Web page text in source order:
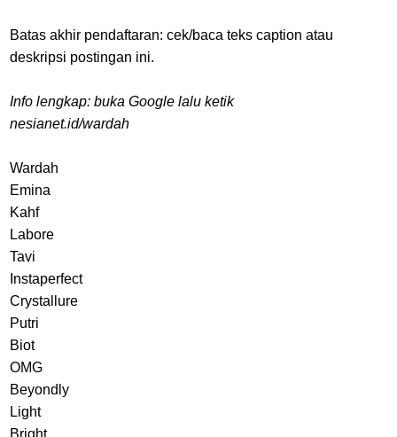
Batas akhir pendaftaran: cek/baca teks caption atau
deskripsi postingan ini.
Info lengkap: buka Google lalu ketik
nesianet.id/wardah
Wardah
Emina
Kahf
Labore
Tavi
Instaperfect
Crystallure
Putri
Biot
OMG
Beyondly
Light